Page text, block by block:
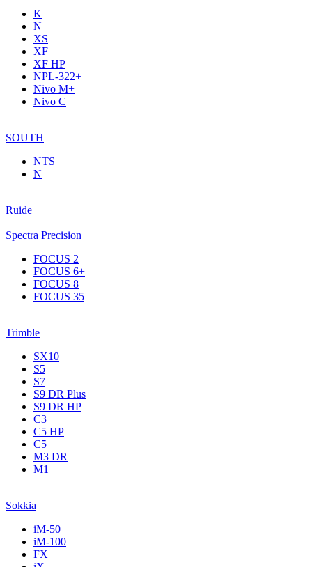
K
N
XS
XF
XF НР
NPL-322+
Nivo M+
Nivo C
SOUTH
NTS
N
Ruide
Spectra Precision
FOCUS 2
FOCUS 6+
FOCUS 8
FOCUS 35
Trimble
SX10
S5
S7
S9 DR Plus
S9 DR HP
C3
С5 НР
C5
M3 DR
M1
Sokkia
iM-50
iM-100
FX